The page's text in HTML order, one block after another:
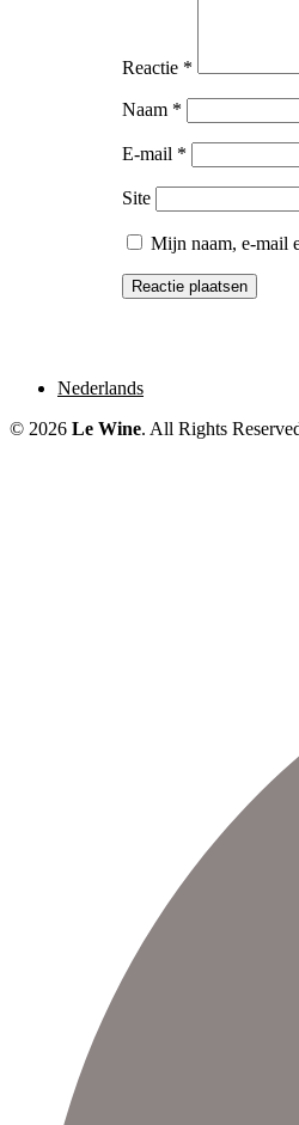
Reactie *
Naam *
E-mail *
Site
Mijn naam, e-mail
Nederlands
© 2026 Le Wine. All Rights